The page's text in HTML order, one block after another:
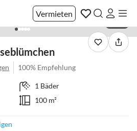
Vermieten
100% Empfehlung
1 Bäder
100 m²